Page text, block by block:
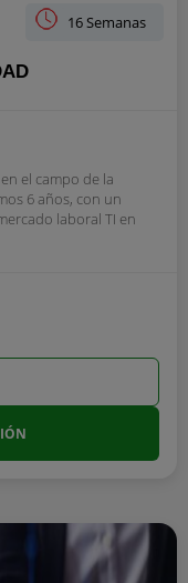
16 Semanas
el campo de la
6 años, con un
laboral TI en